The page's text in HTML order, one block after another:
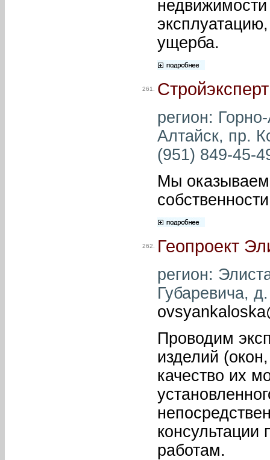
ущерба.
261.
регион:
Алтайск, пр.
(951) 849-45-
Мы оказываем
262. Геопроект
регион:
Губаревича,
Проводим
изделий
качество их
работам.